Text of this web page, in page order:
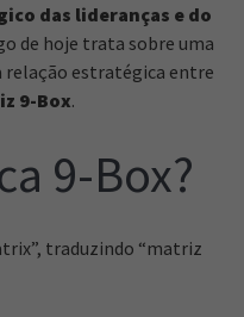
das lideranças e do
de hoje trata sobre uma
relação estratégica entre
9-Box.
9-Box?
traduzindo “matriz